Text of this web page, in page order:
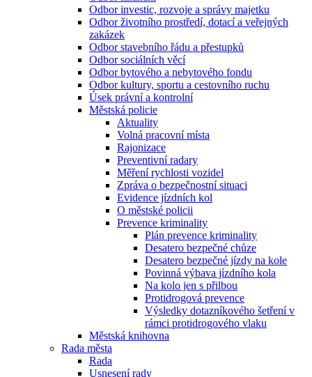
Odbor investic, rozvoje a správy majetku
Odbor životního prostředí, dotací a veřejných
zakázek
Odbor stavebního řádu a přestupků
Odbor sociálních věcí
Odbor bytového a nebytového fondu
Odbor kultury, sportu a cestovního ruchu
Úsek právní a kontrolní
Městská policie
Aktuality
Volná pracovní místa
Rajonizace
Preventivní radary
Měření rychlosti vozidel
Zpráva o bezpečnostní situaci
Evidence jízdních kol
O městské policii
Prevence kriminality
Plán prevence kriminality
Desatero bezpečné chůze
Desatero bezpečné jízdy na kole
Povinná výbava jízdního kola
Na kolo jen s přilbou
Protidrogová prevence
Výsledky dotazníkového šetření v
rámci protidrogového vlaku
Městská knihovna
Rada města
Rada
Usnesení rady